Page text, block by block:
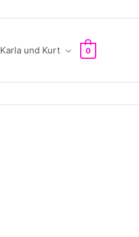
Karla und Kurt 0